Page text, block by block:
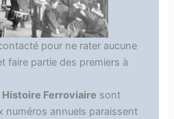
pour ne rater aucune
faire partie des premiers à
Histoire Ferroviaire sont
numéros annuels paraissent